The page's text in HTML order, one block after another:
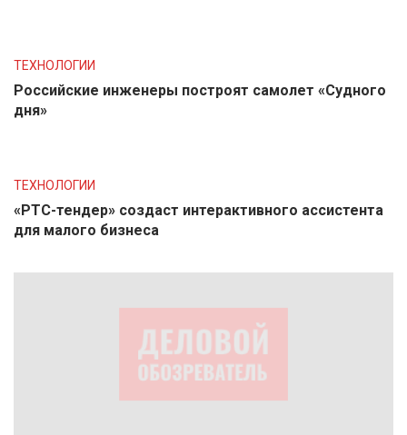
ТЕХНОЛОГИИ
Российские инженеры построят самолет «Судного
дня»
ТЕХНОЛОГИИ
«РТС-тендер» создаст интерактивного ассистента
для малого бизнеса